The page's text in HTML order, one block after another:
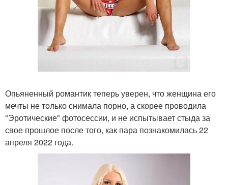
Опьяненный романтик теперь уверен, что женщина его
мечты не только снимала порно, а скорее проводила
"Эротические" фотосессии, и не испытывает стыда за
свое прошлое после того, как пара познакомилась 22
апреля 2022 года.